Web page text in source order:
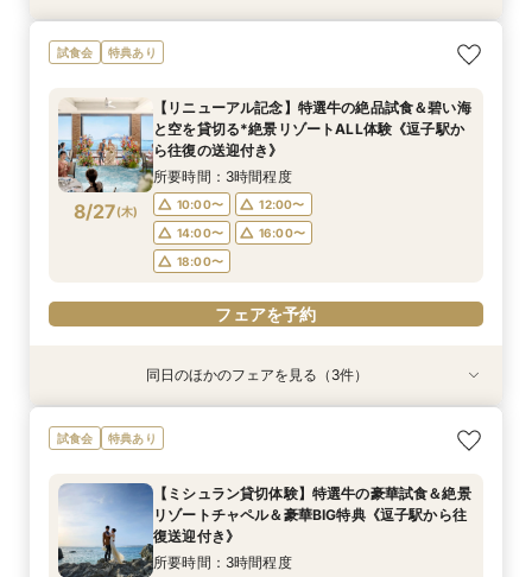
8/26(水)
＜式場探しを始めたばかりのふたりにオススメ初
級編フェア＞来店・登録不要！オンライン結婚相
所要時間：1時間程度
11:00〜
フェアを予約
8/26(水)
【60分クイックフェア】デートも兼ねて*会場内
覧×ダンドリ安心の相談会＆送迎付き
10:00〜
12:00〜
14:00〜
16:00〜
18:00〜
フェアを予約
8/26(水)
【6名～貸切可◇少人数WD】碧の絶景と美食で
もてなすステイリゾートWD◇特選牛の絶品試食
フト券1.5万円分プレゼント》
所要時間：3時間程度
10:00〜
12:00〜
14:00〜
16:00〜
18:00〜
フェアを予約
試食会 特典あり
8/27(木)
【リニューアル記念】特選牛の絶品試食＆碧い海
と空を貸切る*絶景リゾートALL体験《逗子駅か
ら往復の送迎付き》
所要時間：3時間程度
10:00〜
12:00〜
14:00〜
16:00〜
18:00〜
フェアを予約
8/27(
＜式場探しを始めたばかりのふたりにオススメ初
級編フェア＞来店・登録不要！オンライン結婚相
所要時間：1時間程度
11:00〜
特典あり
8/27(
【60分クイックフェア】デートも兼ねて*会場内
覧×ダンドリ安心の相談会＆送迎付き
10:00〜
12:00〜
14:00〜
18:00〜
特典あり
8/27(
【6名～貸切可◇少人数WD】碧の絶景と美食で
もてなすステイリゾートWD◇特選牛の絶品試食
フト券1.5万円分プレゼント》
所要時間：3時間程度
10:00〜
14:00〜
16:00〜
同日のほかのフェアを見る（3件）
試食会 特典あり
【ミシュラン貸切体験】特選牛の豪華試食＆絶景
リゾートチャペル＆豪華BIG特典《逗子駅から往
復送迎付き》
所要時間：3時間程度